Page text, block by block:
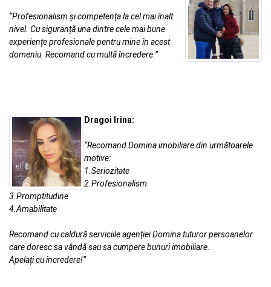
“Profesionalism și competența la cel mai înalt
nivel. Cu siguranță una dintre cele mai bune
experiențe profesionale pentru mine în acest
domeniu. Recomand cu multă încredere.”
Dragoi Irina:
“Recomand Domina imobiliare din următoarele
motive:
1.Seriozitate
2.Profesionalism
3.Promptitudine
4.Amabilitate
Recomand cu caldură serviciile agenției Domina tuturor persoanelor
care doresc sa vândă sau sa cumpere bunuri imobiliare.
Apelați cu încredere!”